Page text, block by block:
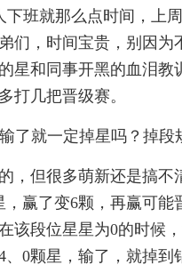
下班就那么点时间，上
们，时间宝贵，别因
星和同事开黑的血泪
打几把晋级赛。
了就一定掉星吗？掉段
，但很多萌新还是搞
赢了变6颗，再赢可
该段位星星为0的时候
0颗星，输了，就掉